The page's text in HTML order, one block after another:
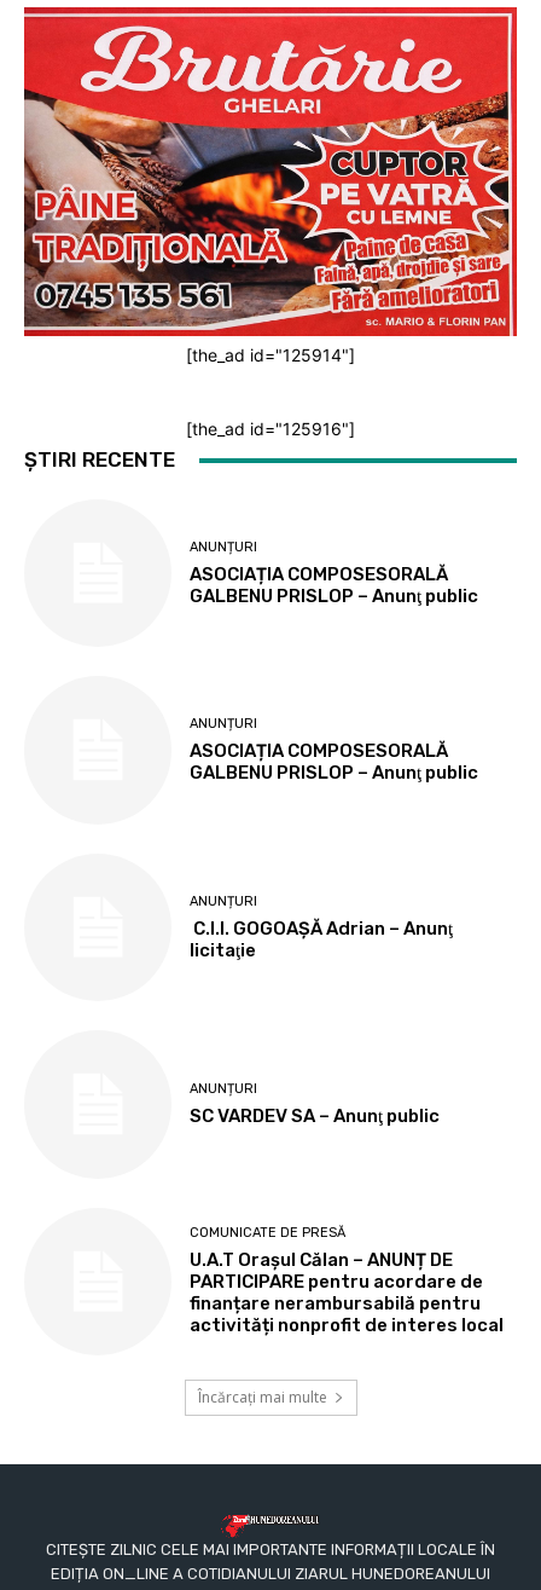
[the_ad id="125914"]
[the_ad id="125916"]
ȘTIRI RECENTE
ANUNȚURI
ASOCIAȚIA COMPOSESORALĂ
GALBENU PRISLOP – Anunţ public
ANUNȚURI
ASOCIAȚIA COMPOSESORALĂ
GALBENU PRISLOP – Anunţ public
ANUNȚURI
C.I.I. GOGOAŞĂ Adrian – Anunţ
licitaţie
ANUNȚURI
SC VARDEV SA – Anunţ public
COMUNICATE DE PRESĂ
U.A.T Orașul Călan – ANUNȚ DE
PARTICIPARE pentru acordare de
finanțare nerambursabilă pentru
activități nonprofit de interes local
Încărcați mai multe
CITEȘTE ZILNIC CELE MAI IMPORTANTE INFORMAȚII LOCALE ÎN
EDIȚIA ON_LINE A COTIDIANULUI ZIARUL HUNEDOREANULUI